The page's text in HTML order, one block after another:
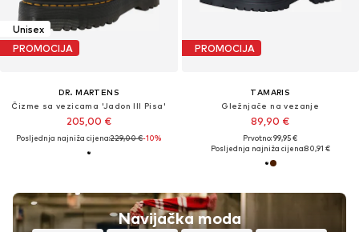
Unisex
PROMOCIJA
DR. MARTENS
Čizme sa vezicama 'Jadon III Pisa'
205,00 €
Posljednja najniža cijena:229,00 €-10%
Navijačka moda
PROMOCIJA
TAMARIS
Gležnjače na vezanje
89,90 €
Prvotno: 99,95 €
Posljednja najniža cijena:80,91 €